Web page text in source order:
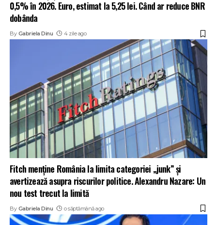
0,5% în 2026. Euro, estimat la 5,25 lei. Când ar reduce BNR
dobânda
By Gabriela Dinu 4 zile ago
Fitch menține România la limita categoriei „junk” și
avertizează asupra riscurilor politice. Alexandru Nazare: Un
nou test trecut la limită
By Gabriela Dinu o săptămână ago